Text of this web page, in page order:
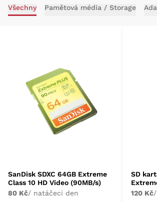
Všechny Pamětová média / Storage
SanDisk SDXC 64GB Extreme
Class 10 HD Video (90MB/s)
80 Kč/ natáčecí den
SD
120 Kč